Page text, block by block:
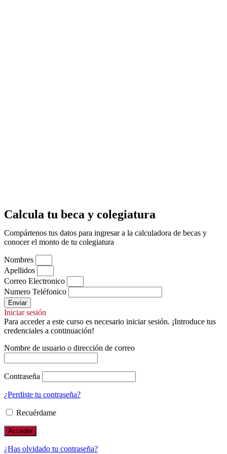
Calcula tu beca y colegiatura
Compártenos tus datos para ingresar a la calculadora de becas y
conocer el monto de tu colegiatura
Nombres
Apellidos
Correo Electronico
Numero Teléfonico
Enviar
Iniciar sesión
Para acceder a este curso es necesario iniciar sesión. ¡Introduce tus
credenciales a continuación!
Nombre de usuario o dirección de correo
Contraseña
¿Perdiste tu contraseña?
Recuérdame
¿Has olvidado tu contraseña?